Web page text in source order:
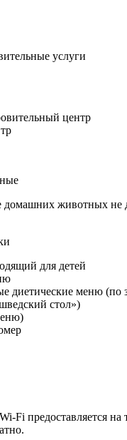
услуги
центр
домашних животных не
для детей
диетические меню (по
стол»)
Fi предоставляется на